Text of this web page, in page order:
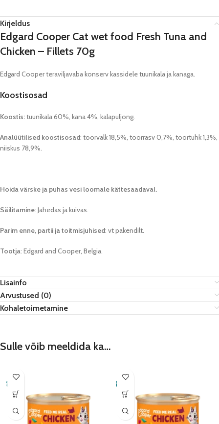
Kirjeldus
Edgard Cooper Cat wet food Fresh Tuna and
Chicken – Fillets 70g
Edgard Cooper teraviljavaba konserv kassidele tuunikala ja kanaga.
Koostisosad
Koostis:tuunikala 60%, kana 4%, kalapuljong.
Analüütilised koostisosad: toorvalk 18,5%, toorrasv 0,7%, toortuhk 1,3%,
niiskus 78,9%.
Hoida värske ja puhas vesi loomale kättesaadaval.
Säilitamine: Jahedas ja kuivas.
Parim enne, partii ja toitmisjuhised: vt pakendilt.
Tootja: Edgard and Cooper, Belgia.
Lisainfo
Arvustused (0)
Kohaletoimetamine
Sulle võib meeldida ka…